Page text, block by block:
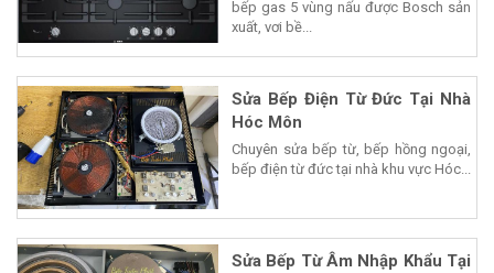
bếp gas 5 vùng nấu được Bosch sản
xuất, vơi bề...
Sửa Bếp Điện Từ Đức Tại Nhà
Hóc Môn
Chuyên sửa bếp từ, bếp hồng ngoại,
bếp điện từ đức tại nhà khu vực Hóc...
Sửa Bếp Từ Âm Nhập Khẩu Tại